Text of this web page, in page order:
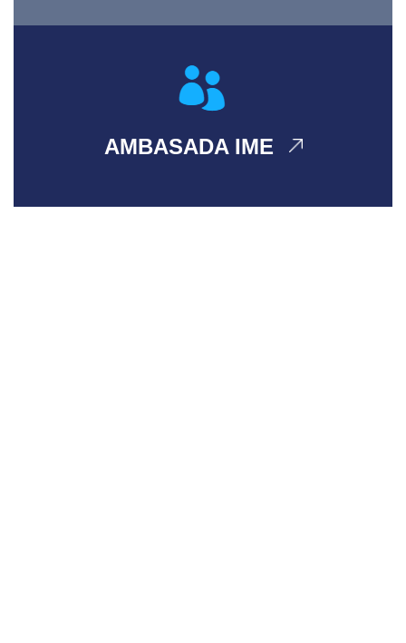
AMBASADA IME